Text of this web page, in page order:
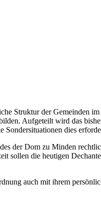
Struktur der Gemeinden
Aufgeteilt wird das
Sondersituationen dies
der Dom zu Minden
sollen die heutigen
auch mit ihrem